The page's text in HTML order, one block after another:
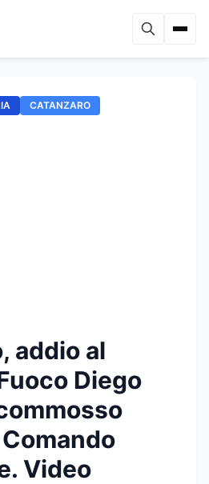
CATANZARO
addio al
Diego
Video